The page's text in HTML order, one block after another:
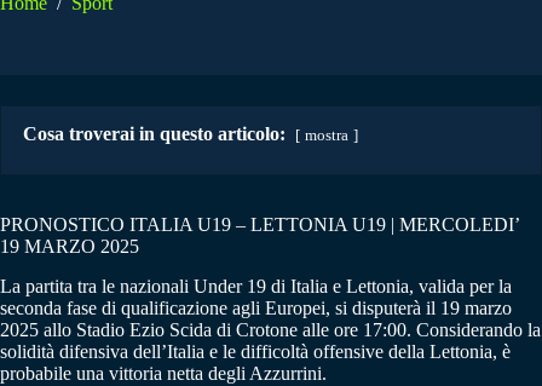
Cosa troverai in questo articolo: mostra
PRONOSTICO ITALIA U19 – LETTONIA U19 | MERCOLEDI’
19 MARZO 2025
La partita tra le nazionali Under 19 di Italia e Lettonia, valida per la
seconda fase di qualificazione agli Europei, si disputerà il 19 marzo
2025 allo Stadio Ezio Scida di Crotone alle ore 17:00. Considerando la
solidità difensiva dell’Italia e le difficoltà offensive della Lettonia, è
probabile una vittoria netta degli Azzurrini.